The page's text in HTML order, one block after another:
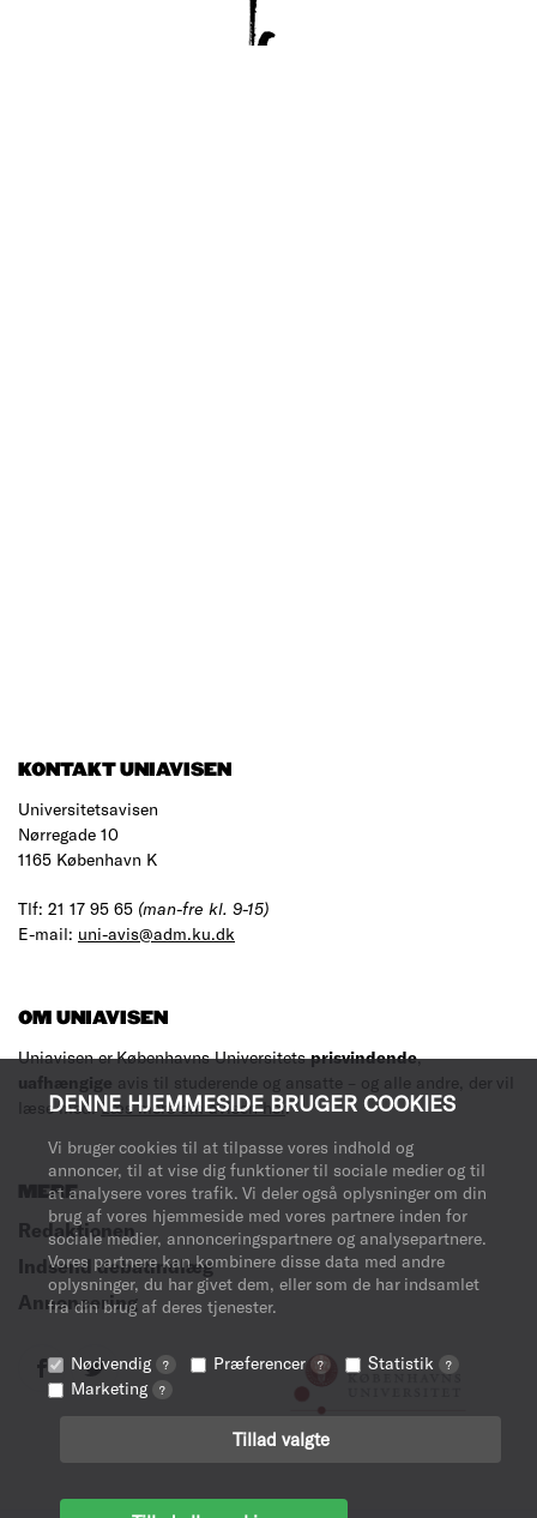
DENNE HJEMMESIDE BRUGER COOKIES
Vi bruger cookies til at tilpasse vores indhold og
annoncer, til at vise dig funktioner til sociale medier og til
at analysere vores trafik. Vi deler også oplysninger om din
brug af vores hjemmeside med vores partnere inden for
sociale medier, annonceringspartnere og analysepartnere.
Vores partnere kan kombinere disse data med andre
oplysninger, du har givet dem, eller som de har indsamlet
fra din brug af deres tjenester.
Nødvendig ? Præferencer ? Statistik ?
Marketing ?
Tillad valgte
KONTAKT UNIAVISEN
Universitetsavisen
Nørregade 10
1165 København K
Tlf: 21 17 95 65 (man-fre kl. 9-15)
E-mail: uni-avis@adm.ku.dk
OM UNIAVISEN
Uniavisen er Københavns Universitetsprisvindende,
uafhængige avis til studerende og ansatte – og alle andre, der vil
læse med.Læs mere om avisen her.
MERE
Redaktionen
Indsend debatindlæg
Annoncering